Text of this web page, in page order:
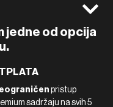
jedne od opcija
pristup
sadržaju na svih 5